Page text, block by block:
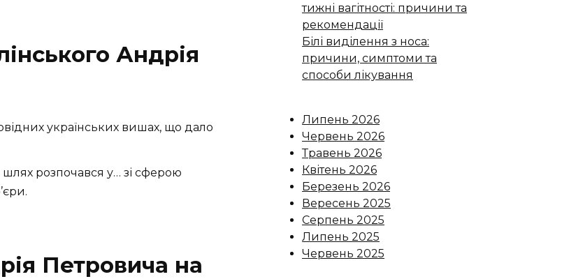
Андрія
українських вишах, що дало
розпочався у… зі сферою
Петровича на
тижні вагітності: причини та
рекомендації
Білі виділення з носа:
причини, симптоми та
способи лікування
Липень 2026
Червень 2026
Травень 2026
Квітень 2026
Березень 2026
Вересень 2025
Серпень 2025
Липень 2025
Червень 2025